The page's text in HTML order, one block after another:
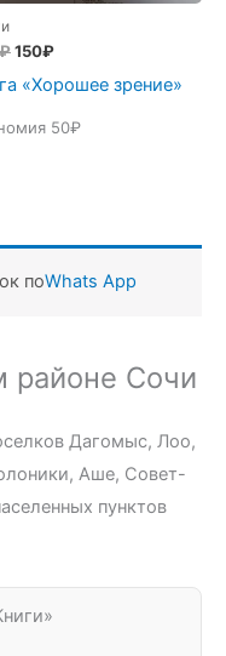
₽Первоначальная
составляла
150₽Текущая
150₽.
«Хорошее зрение»
50₽
поWhats App
районе Сочи
Дагомыс, Лоо,
Аше, Совет-
пунктов